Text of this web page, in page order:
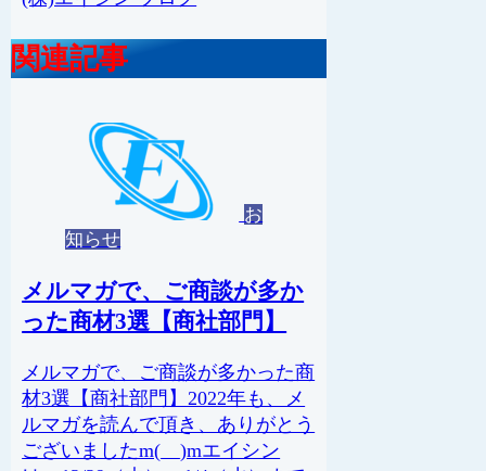
関連記事
お
知らせ
メルマガで、ご商談が多か
った商材3選【商社部門】
メルマガで、ご商談が多かった商
材3選【商社部門】2022年も、メ
ルマガを読んで頂き、ありがとう
ございましたm(__)mエイシン